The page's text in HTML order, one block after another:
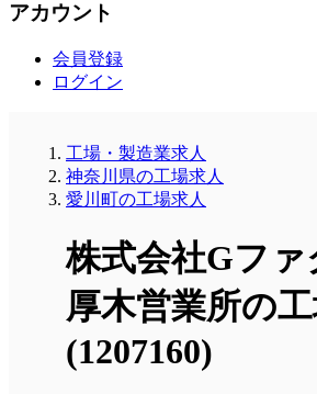
アカウント
会員登録
ログイン
工場・製造業求人
神奈川県の工場求人
愛川町の工場求人
株式会社Gファ
厚木営業所の
(1207160)